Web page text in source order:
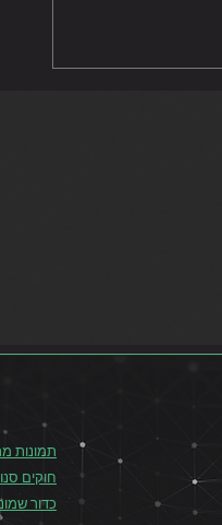
תמונות
חוקים
כדור